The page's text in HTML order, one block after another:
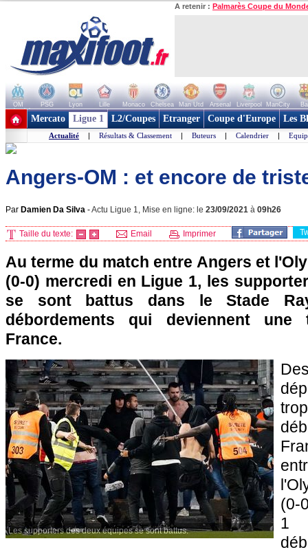
A retenir : Palmarès Coupe du
OM PSG Lyon Lille Monaco Chelsea Man Utd Arsenal Liverpool ManCity
+ de clubs
Mercato Ligue 1 L2/Coupes Etranger Coupe d'Europe Les
Actualité | Résultats & Classement | Buteurs | Calendrier |
Angers-OM : et encore de
Par Damien Da Silva -Actu Ligue 1, Mise en ligne: le 23/09/2021 à 09h26
Taille du texte: Email Imprimer
Au terme du match entre Angers et
(0-0) mercredi en Ligue 1, les
se sont battus dans le Stade
débordements qui deviennent
France.
Les supporters des deux équipes se sont battus.
(0-
1